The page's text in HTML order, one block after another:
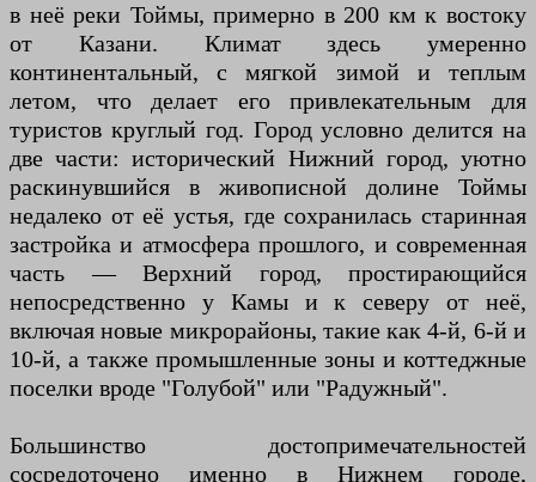
в неё реки Тоймы, примерно в 200 км к востоку
от Казани. Климат здесь умеренно
континентальный, с мягкой зимой и теплым
летом, что делает его привлекательным для
туристов круглый год. Город условно делится на
две части: исторический Нижний город, уютно
раскинувшийся в живописной долине Тоймы
недалеко от её устья, где сохранилась старинная
застройка и атмосфера прошлого, и современная
часть — Верхний город, простирающийся
непосредственно у Камы и к северу от неё,
включая новые микрорайоны, такие как 4-й, 6-й и
10-й, а также промышленные зоны и коттеджные
поселки вроде "Голубой" или "Радужный".
Большинство достопримечательностей
сосредоточено именно в Нижнем городе,